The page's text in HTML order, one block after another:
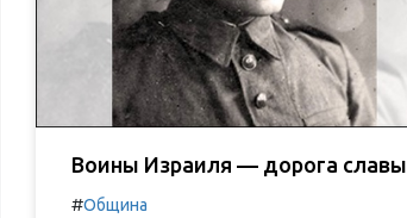
Воины Израиля — дорога славы
#Община